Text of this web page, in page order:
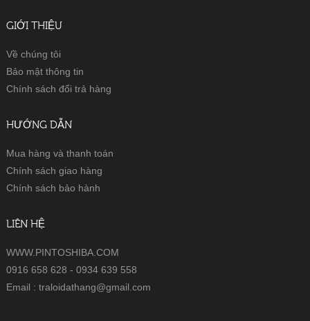
GIỚI THIỆU
Về chúng tôi
Bảo mật thông tin
Chính sách đổi trả hàng
HƯỚNG DẪN
Mua hàng và thanh toán
Chính sách giao hàng
Chính sách bảo hành
LIÊN HỆ
WWW.PINTOSHIBA.COM
0916 658 628 - 0934 639 558
Email : traloidathang@gmail.com